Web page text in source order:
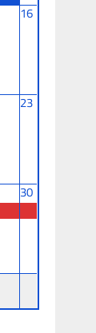
16
23
30